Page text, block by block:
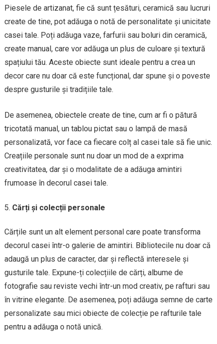
Piesele de artizanat, fie că sunt țesături, ceramică sau lucruri
create de tine, pot adăuga o notă de personalitate și unicitate
casei tale. Poți adăuga vaze, farfurii sau boluri din ceramică,
create manual, care vor adăuga un plus de culoare și textură
spațiului tău. Aceste obiecte sunt ideale pentru a crea un
decor care nu doar că este funcțional, dar spune și o poveste
despre gusturile și tradițiile tale.
De asemenea, obiectele create de tine, cum ar fi o pătură
tricotată manual, un tablou pictat sau o lampă de masă
personalizată, vor face ca fiecare colț al casei tale să fie unic.
Creațiile personale sunt nu doar un mod de a exprima
creativitatea, dar și o modalitate de a adăuga amintiri
frumoase în decorul casei tale.
Cărți și colecții personale
Cărțile sunt un alt element personal care poate transforma
decorul casei într-o galerie de amintiri. Bibliotecile nu doar că
adaugă un plus de caracter, dar și reflectă interesele și
gusturile tale. Expune-ți colecțiile de cărți, albume de
fotografie sau reviste vechi într-un mod creativ, pe rafturi sau
în vitrine elegante. De asemenea, poți adăuga semne de carte
personalizate sau mici obiecte de colecție pe rafturile tale
pentru a adăuga o notă unică.